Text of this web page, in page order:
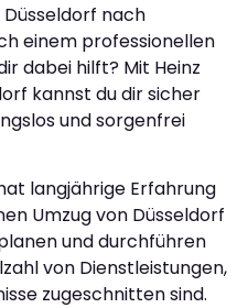
nach
einem professionellen
dabei hilft? Mit Heinz
kannst du dir sicher
und sorgenfrei
langjährige Erfahrung
Umzug von Düsseldorf
und durchführen
von Dienstleistungen,
zugeschnitten sind.